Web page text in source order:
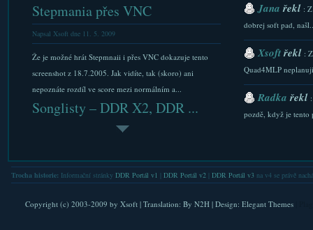
Stepmania přes VNC
Napsal Xsoft dne 11. 5. 2009
Že je možné hrát Stepmnaii i přes VNC dokazuje tento
screenshot z 18.7.2005. Jak vidíte, tak (skoro) ani
nepoznáte rozdíl ve score mezi normálním a...
Songlisty – DDR X2, DDR ...
Napsal Xsoft dne 27. 10. 2009
zbytek článku. osobně jsem moc rád za songy: ICE ICE
BABY, Viva La Vida, B4U(„VOLTAGE“...
JuBeat na iOs mezinárodně
Janařekl :
dobrej soft pad,
Xsoftřekl :
Quad4MLP
Radkařekl
pozdě, když je tento
stazeni a Downlaod...
Xsoftřekl
FAQ. Do nastaveni
Trocha historie: Informační stránky DDR Portál v1 DDR Portál v2| DDR Portál v3na v4 se právě
Copyright (c) 2003-2009 by Xsoft| Translation: By N2H| Design: Elegant Themes